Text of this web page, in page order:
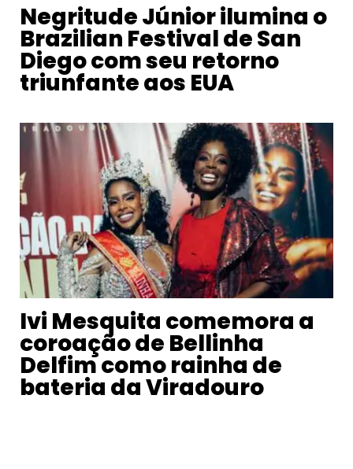
Negritude Júnior ilumina o
Brazilian Festival de San
Diego com seu retorno
triunfante aos EUA
Ivi Mesquita comemora a
coroação de Bellinha
Delfim como rainha de
bateria da Viradouro